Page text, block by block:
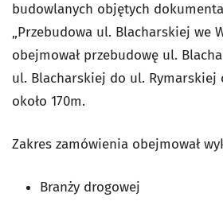
budowlanych objętych
„Przebudowa ul. Blacharskiej we
obejmował przebudowę ul.
ul. Blacharskiej do ul. Rymarskiej
około 170m.
Zakres zamówienia obejmował
Branży drogowej